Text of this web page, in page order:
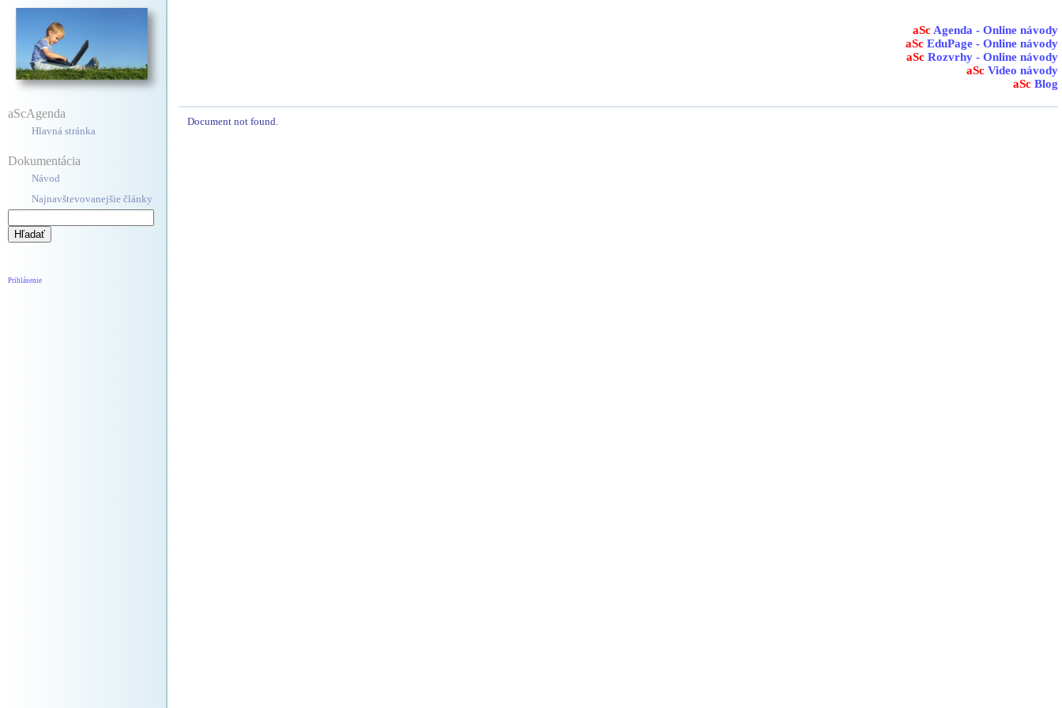
aScAgenda
Hlavná stránka
Dokumentácia
Návod
Najnavštevovanejšie články
Prihlásenie
aSc Agenda - Online návody
aSc EduPage - Online návody
aSc Rozvrhy - Online návody
aSc Video návody
aSc Blog
Document not found.